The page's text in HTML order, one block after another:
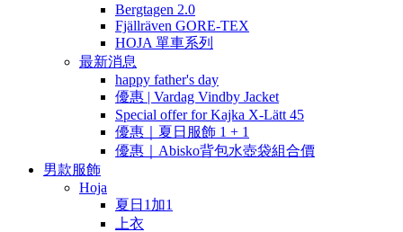
Bergtagen 2.0
Fjällräven GORE-TEX
HOJA 單車系列
最新消息
happy father's day
優惠 | Vardag Vindby Jacket
Special offer for Kajka X-Lätt 45
優惠｜夏日服飾 1 + 1
優惠｜Abisko背包水壺袋組合價
男款服飾
Hoja
夏日1加1
上衣